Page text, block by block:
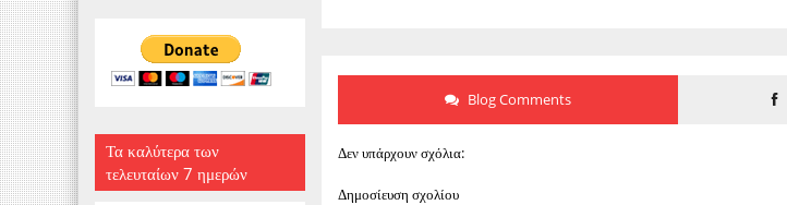
Τα καλύτερα των
τελευταίων 7 ημερών
Blog Comments
Δεν υπάρχουν σχόλια:
Δημοσίευση σχολίου